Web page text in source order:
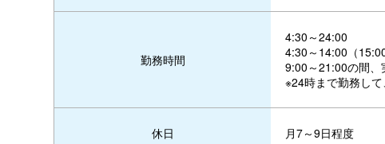
勤務時間
4:30～24:00
4:30～14:00（
9:00～21:00の間
※24時まで勤務し
休日 月7～9日程度